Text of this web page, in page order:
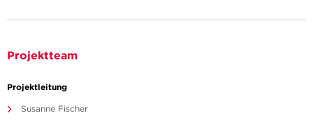
Projektteam
Projektleitung
Susanne Fischer